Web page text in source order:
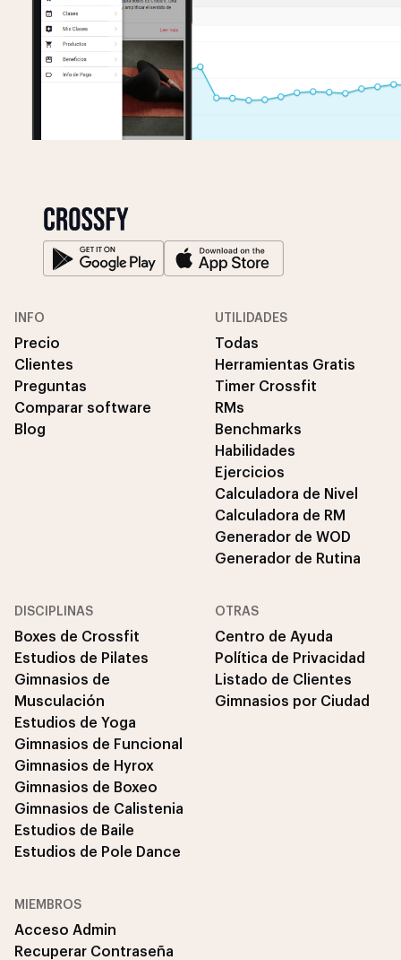
INFO
Precio
Clientes
Preguntas
Comparar software
Blog
UTILIDADES
Todas
Herramientas Gratis
Timer Crossfit
RMs
Benchmarks
Habilidades
Ejercicios
Calculadora de Nivel
Calculadora de RM
Generador de WOD
Generador de Rutina
DISCIPLINAS
Boxes de Crossfit
Estudios de Pilates
Gimnasios de
Musculación
Estudios de Yoga
Gimnasios de Funcional
Gimnasios de Hyrox
Gimnasios de Boxeo
Gimnasios de Calistenia
Estudios de Baile
Estudios de Pole Dance
OTRAS
Centro de Ayuda
Política de Privacidad
Listado de Clientes
Gimnasios por Ciudad
MIEMBROS
Acceso Admin
Recuperar Contraseña